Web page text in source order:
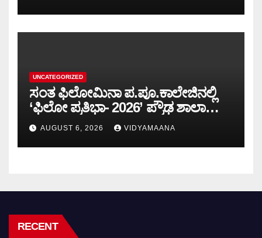
UNCATEGORIZED
ಸಂತ ಫಿಲೋಮಿನಾ ಪ.ಪೂ.ಕಾಲೇಜಿನಲ್ಲಿ
‘ಫಿಲೋ ಪ್ರತಿಭಾ- 2026’ ಪ್ರೌಢ ಶಾಲಾ
ಮಟ್ಟದ ಸ್ಪರ್ಧೆ-ಪಠ್ಯೇತರ ಚಟುವಟಿಕೆಗಳು
ವ್ಯಕ್ತಿತ್ವ ರೂಪಿಸುತ್ತವೆ: ವಿಷ್ಣುಪ್ರಸಾದ್
AUGUST 6, 2026 VIDYAMAANA
RECENT